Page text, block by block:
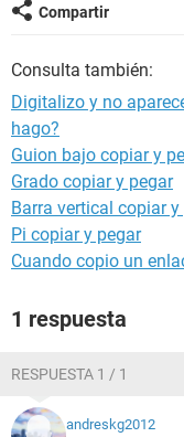
Compartir
Consulta también:
Digitalizo y no
hago?
Guion bajo copiar y
Grado copiar y pegar
Barra vertical copiar y
Pi copiar y pegar
Cuando copio un
1 respuesta
RESPUESTA 1 / 1
andreskg2012